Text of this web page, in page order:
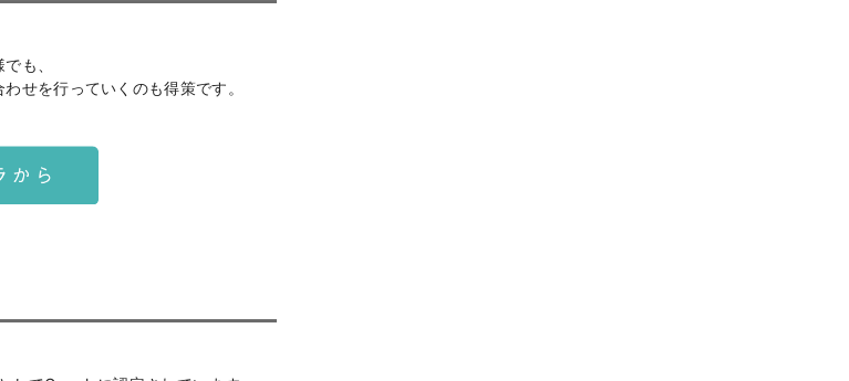
も、
せを行っていくのも得策です。